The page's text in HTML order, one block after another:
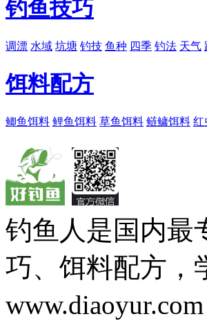
钓鱼技巧
调漂 水域 坑塘 钓技 鱼种 四季 钓法 天气
饵料配方
鲫鱼饵料 鲤鱼饵料 草鱼饵料 鲢鳙饵料 红
钓鱼人是国内最
巧、饵料配方，